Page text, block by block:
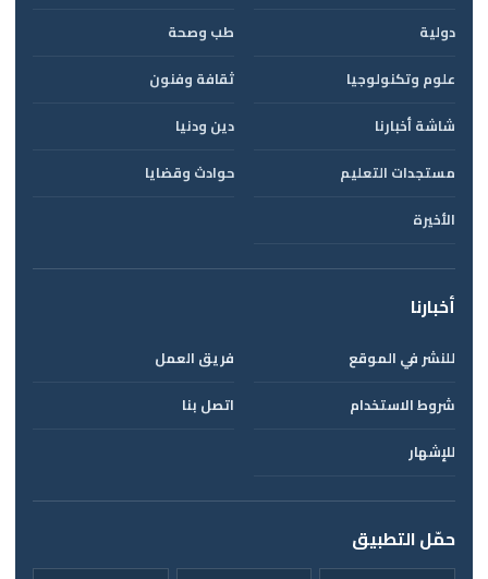
دولية
طب وصحة
علوم وتكنولوجيا
ثقافة وفنون
شاشة أخبارنا
دين ودنيا
مستجدات التعليم
حوادث وقضايا
الأخيرة
أخبارنا
للنشر في الموقع
فريق العمل
شروط الاستخدام
اتصل بنا
للإشهار
حمّل التطبيق